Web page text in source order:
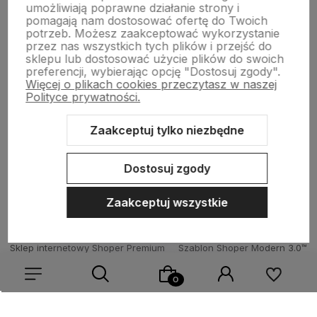
Płatności i zwroty
Wsparcie
Sklep internetowy Shoper Premium
Szablon Shoper Modern 3.0™
umożliwiają poprawne działanie strony i
pomagają nam dostosować ofertę do Twoich
potrzeb. Możesz zaakceptować wykorzystanie
przez nas wszystkich tych plików i przejść do
sklepu lub dostosować użycie plików do swoich
preferencji, wybierając opcję "Dostosuj zgody".
Więcej o plikach cookies przeczytasz w naszej
Polityce prywatności.
Zaakceptuj tylko niezbędne
Dostosuj zgody
Zaakceptuj wszystkie